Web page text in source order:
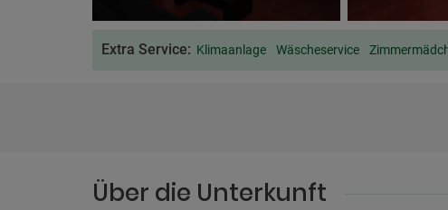
Extra Service: Klimaanlage Wäscheservice
Über die Unterkunft